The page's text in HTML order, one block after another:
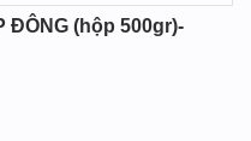
ĐÔNG (hộp 500gr)-